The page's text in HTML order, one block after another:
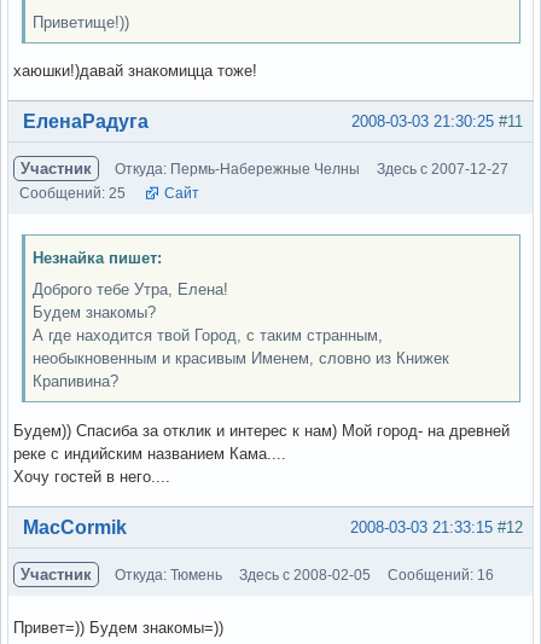
Приветище!))
хаюшки!)давай знакомицца тоже!
Вне форума #11
2008-03-03 21:30:25
ЕленаРадуга
Участник Откуда: Пермь-Набережные Челны
Здесь с 2007-12-27
Сообщений: 25
Сайт
Незнайка пишет:
Доброго тебе Утра, Елена!
Будем знакомы?
А где находится твой Город, с таким странным,
необыкновенным и красивым Именем, словно из Книжек
Крапивина?
Будем)) Спасиба за отклик и интерес к нам) Мой город- на древней
реке с индийским названием Кама....
Хочу гостей в него....
Вне форума #12
2008-03-03 21:33:15
MacCormik
Участник Откуда: Тюмень Здесь с 2008-02-05 Сообщений: 16
Привет=)) Будем знакомы=))